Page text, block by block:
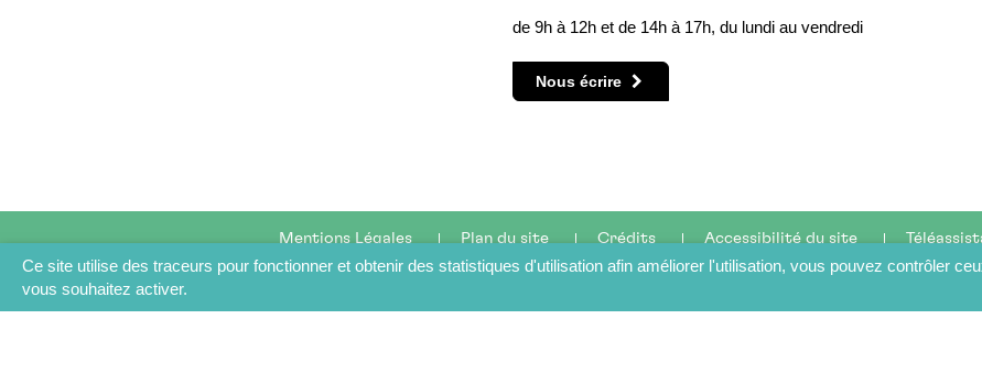
Ce site utilise des traceurs pour fonctionner et obtenir des statistiques d'utilisation afin améliorer l'utilisation, vous pouvez contrôler
vous souhaitez activer.
de 9h à 12h et de 14h à 17h, du lundi au vendredi
Nous écrire
Mentions Légales Plan du site Crédits Accessibilité du site